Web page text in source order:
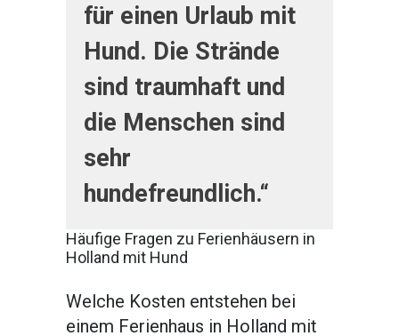
für einen Urlaub mit
Hund. Die Strände
sind traumhaft und
die Menschen sind
sehr
hundefreundlich.“
Häufige Fragen zu Ferienhäusern in
Holland mit Hund
Welche Kosten entstehen bei
einem Ferienhaus in Holland mit